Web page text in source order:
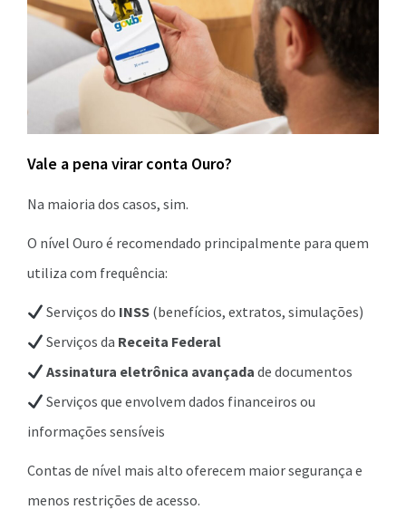
Vale a pena virar conta Ouro?
Na maioria dos casos, sim.
O nível Ouro é recomendado principalmente para quem
utiliza com frequência:
Serviços do INSS (benefícios, extratos, simulações)
Serviços da Receita Federal
Assinatura eletrônica avançada de documentos
Serviços que envolvem dados financeiros ou
informações sensíveis
Contas de nível mais alto oferecem maior segurança e
menos restrições de acesso.